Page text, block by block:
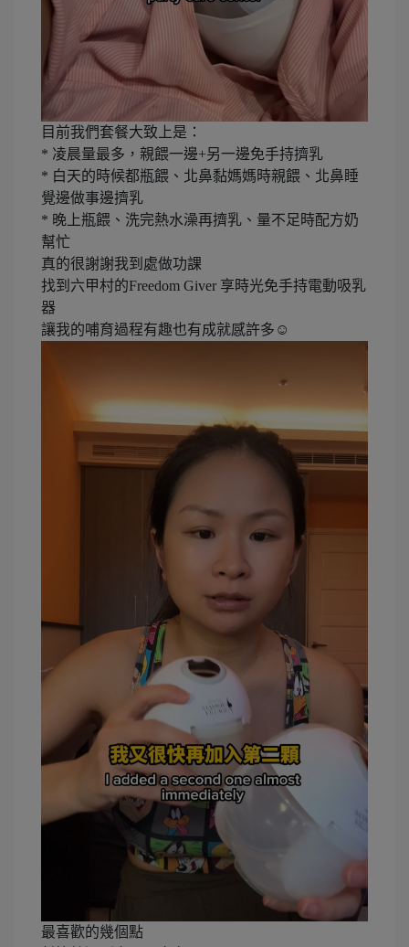
目前我們套餐大致上是：
* 凌晨量最多，親餵一邊+另一邊免手持擠乳
* 白天的時候都瓶餵、北鼻黏媽媽時親餵、北鼻睡
覺邊做事邊擠乳
* 晚上瓶餵、洗完熱水澡再擠乳、量不足時配方奶
幫忙
真的很謝謝我到處做功課
找到六甲村的Freedom Giver 享時光免手持電動吸乳
器
讓我的哺育過程有趣也有成就感許多☺️
最喜歡的幾個點